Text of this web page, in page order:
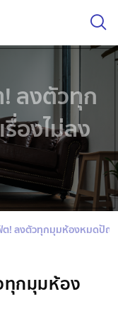
ลงตัวทุก
องไม่ลง
ต! ลงตัวทุกมุมห้องหมดปัญ
ทุกมุมห้อง